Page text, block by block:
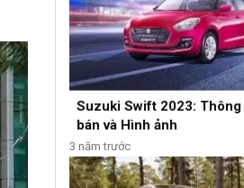
Suzuki Swift 2023: Thông
bán và Hình ảnh
3 năm trước